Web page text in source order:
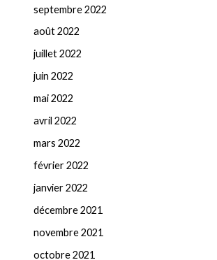
septembre 2022
août 2022
juillet 2022
juin 2022
mai 2022
avril 2022
mars 2022
février 2022
janvier 2022
décembre 2021
novembre 2021
octobre 2021